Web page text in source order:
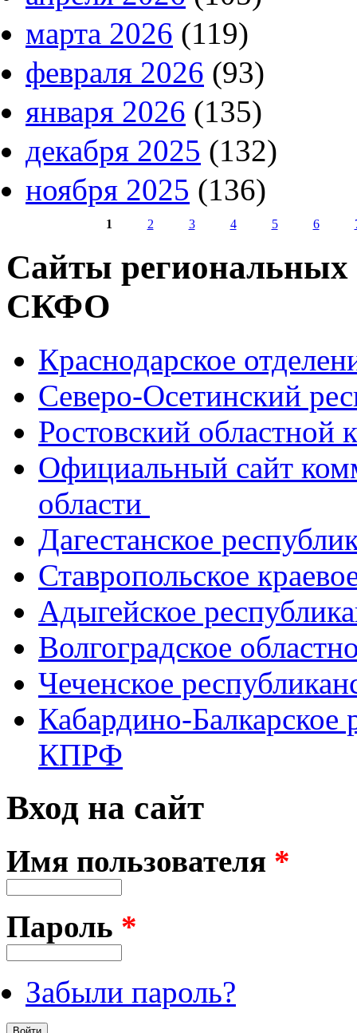
марта 2026 (119)
февраля 2026 (93)
января 2026 (135)
декабря 2025 (132)
ноября 2025 (136)
1 2 3 4 5 6
Сайты
СКФО
Краснодарское
Северо-Осетинский
Ростовский
Официальный сайт
области
Дагестанское
Ставропольское
Адыгейское
Волгоградское
Чеченское
Кабардино-Балкарское
КПРФ
Вход на сайт
Имя пользователя *
Пароль *
Забыли пароль?